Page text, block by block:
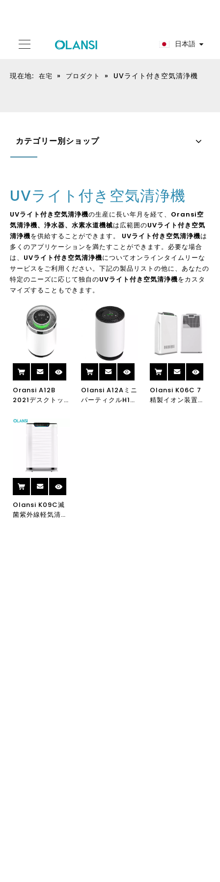
日本語
現在地: 在宅 » プロダクト » UVライト付き空気清浄機
カテゴリー別ショップ
UVライト付き空気清浄機
UVライト付き空気清浄機の生産に長い年月を経て、 Oransi空
気清浄機、浄水器、水素水道機械は広範囲のUVライト付き空気
清浄機を供給することができます。 UVライト付き空気清浄機は
多くのアプリケーションを満たすことができます。必要な場合
は、 UVライト付き空気清浄機についてオンラインタイムリーな
サービスをご利用ください。下記の製品リストの他に、あなたの
特定のニーズに応じて独自のUVライト付き空気清浄機をカスタ
マイズすることもできます。
Oransi A12B
2021デスクトッ
HEPAフィルター
浄化CE空気清浄
Olansi A12Aミニ
パーティクルH13
Olansi K06C 7
精製イオン装置
Olansi K09C滅
菌紫外線軽気清浄